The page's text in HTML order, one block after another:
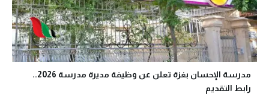
مدرسة الإحسان بغزة تعلن عن وظيفة مديرة مدرسة 2026..
رابط التقديم